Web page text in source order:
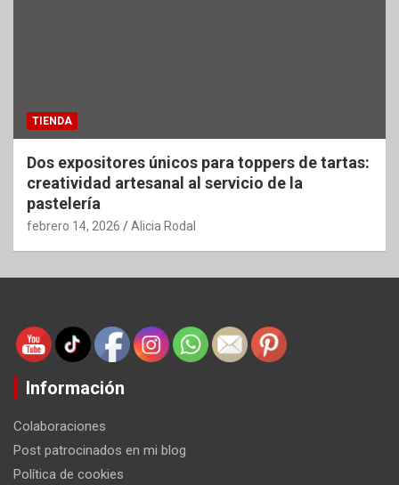
TIENDA
Dos expositores únicos para toppers de tartas:
creatividad artesanal al servicio de la
pastelería
febrero 14, 2026 Alicia Rodal
Información
Colaboraciones
Post patrocinados en mi blog
Política de cookies